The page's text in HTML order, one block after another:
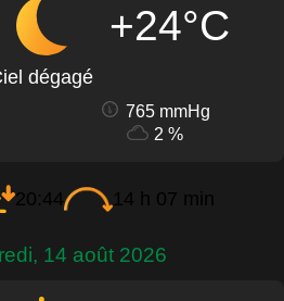
+24°C
dégagé
765 mmHg
2 %
20:44 14 h 07 min
14 août 2026